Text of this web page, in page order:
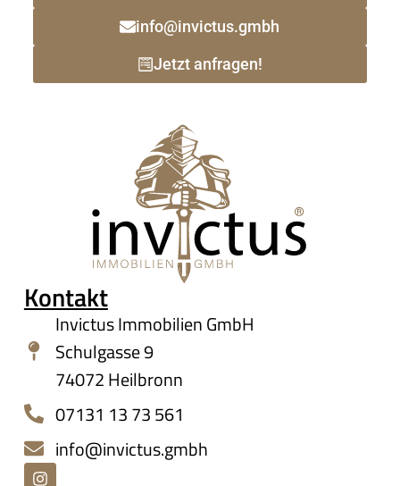
info@invictus.gmbh
Jetzt anfragen!
Kontakt
Invictus Immobilien GmbH
Schulgasse 9
74072 Heilbronn
07131 13 73 561
info@invictus.gmbh